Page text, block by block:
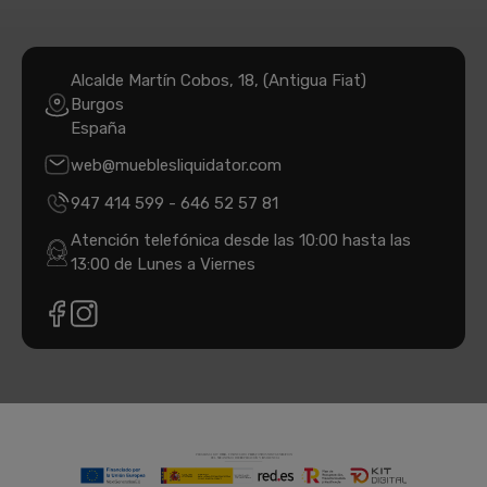
Alcalde Martín Cobos, 18, (Antigua Fiat)
Burgos
España
web@mueblesliquidator.com
947 414 599 - 646 52 57 81
Atención telefónica desde las 10:00 hasta las
13:00 de Lunes a Viernes